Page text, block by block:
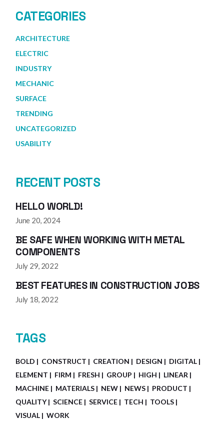
CATEGORIES
ARCHITECTURE
ELECTRIC
INDUSTRY
MECHANIC
SURFACE
TRENDING
UNCATEGORIZED
USABILITY
RECENT POSTS
HELLO WORLD!
June 20, 2024
BE SAFE WHEN WORKING WITH METAL
COMPONENTS
July 29, 2022
BEST FEATURES IN CONSTRUCTION JOBS
July 18, 2022
TAGS
BOLD CONSTRUCT CREATION DESIGN
DIGITAL
ELEMENT
FIRM FRESH GROUP HIGH
LINEAR
MACHINE
MATERIALS NEW NEWS
PRODUCT
QUALITY
SCIENCE SERVICE TECH
TOOLS
VISUAL
WORK